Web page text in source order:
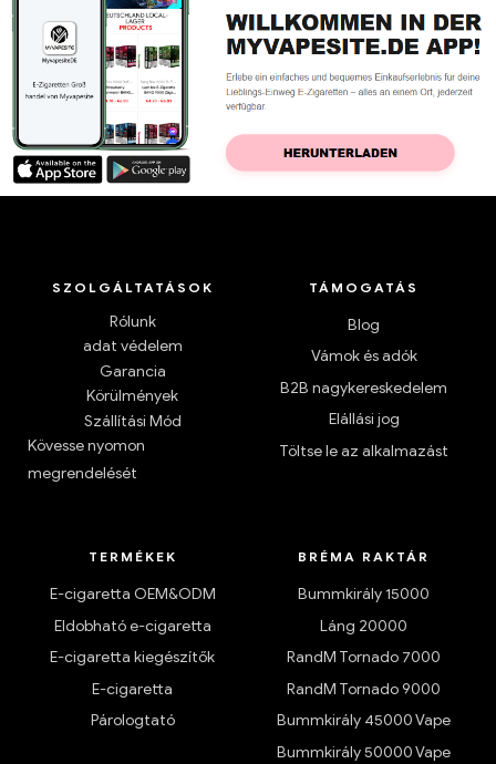
SZOLGÁLTATÁSOK
Rólunk
adat védelem
Garancia
Körülmények
Szállítási Mód
Kövesse nyomon
megrendelését
TÁMOGATÁS
Blog
Vámok és adók
B2B nagykereskedelem
Elállási jog
Töltse le az alkalmazást
TERMÉKEK
E-cigaretta OEM&ODM
Eldobható e-cigaretta
E-cigaretta kiegészítők
E-cigaretta
Párologtató
BRÉMA RAKTÁR
Bummkirály 15000
Láng 20000
RandM Tornado 7000
RandM Tornado 9000
Bummkirály 45000 Vape
Bummkirály 50000 Vape